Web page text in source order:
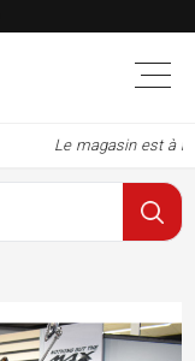
Le magasin est à